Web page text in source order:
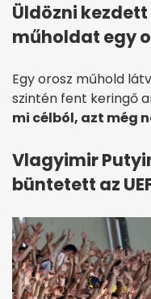
Üldözni
műholdat egy
Egy orosz műhold
szintén fent keringő
mi célból, azt még
Vlagyimir
büntetett az